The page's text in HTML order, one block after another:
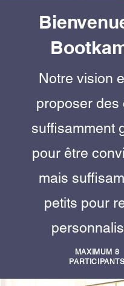
Notre vision
proposer des
suffisamment
pour être
mais
petits pour
MAXIMUM 8
PARTICIPANTS